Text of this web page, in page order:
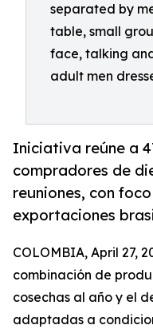
separated by
table, small
face, talking
adult men
Iniciativa reúne a
compradores de
reuniones, con
exportaciones
COLOMBIA, April 27,
combinación de
cosechas al año y el
adaptadas a